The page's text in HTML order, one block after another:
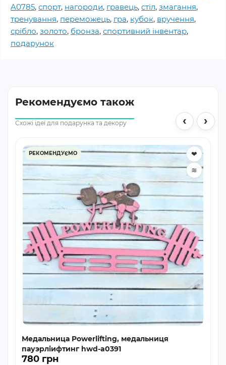
A0785, спорт, нагороди, гравець, стіл, змагання,
тренування, переможець, гра, кубок, вручення,
срібло, золото, бронза, спортивний інвентар,
подарунок
Рекомендуємо також
Схожі ідеї для подарунка та декору ‹
РЕКОМЕНДУЄМО
❤
≋
Медальница Powerlifting, медальниця
пауэрліифтинг hwd-a0391
780 грн
›